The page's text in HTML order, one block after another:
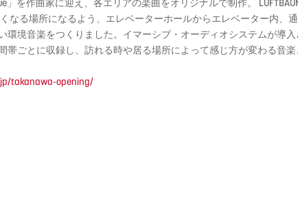
」を作曲家に迎え、各エリアの楽曲をオリジナルで制作。
なる場所になるよう、エレベーターホールからエレベーター内、
環境音楽をつくりました。イマーシブ・オーディオシステムが導
帯ごとに収録し、訪れる時や居る場所によって感じ方が変わる音楽
takanawa-opening/